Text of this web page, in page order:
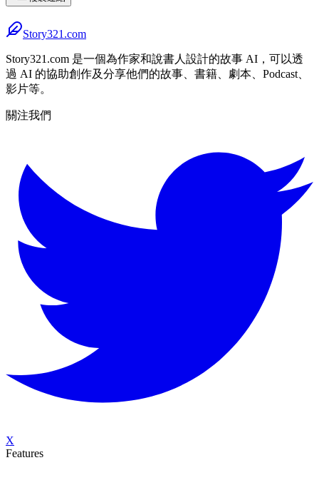
Story321.com
Story321.com 是一個為作家和說書人設計的故事 AI，可以透
過 AI 的協助創作及分享他們的故事、書籍、劇本、Podcast、
影片等。
關注我們
X
Features